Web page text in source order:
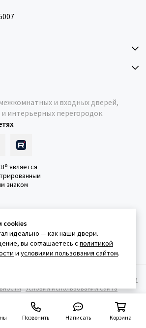
и входных дверей,
интерьерных перегородок.
является
знаком
вопрос"
Политика
Условия использования сайта
Позвонить Написать Корзина
cookies
идеально — как наши двери.
вы соглашаетесь с политикой
и условиями пользования сайтом.